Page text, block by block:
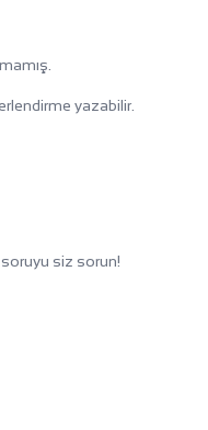
yazabilir.
siz sorun!